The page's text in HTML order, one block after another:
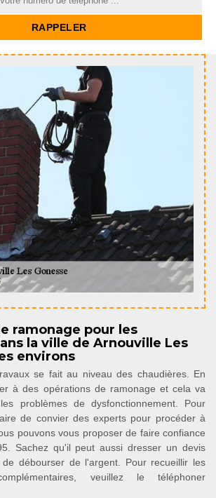
ramonage pour les
la ville de Arnouville Les
environs
se fait au niveau des chaudières. En
à des opérations de ramonage et cela va
problèmes de dysfonctionnement. Pour
de convier des experts pour procéder à
pouvons vous proposer de faire confiance
Sachez qu'il peut aussi dresser un devis
débourser de l'argent. Pour recueillir les
veuillez le téléphoner